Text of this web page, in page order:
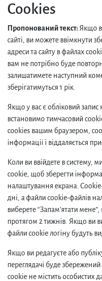
Cookies
Пропонований текст: Якщо
сайті, ви можете ввімкнути
адреси та сайту в файлах
вам не потрібно буде
залишатимете наступний
зберігатимуться 1 рік.
Якщо у вас є обліковий запис
встановимо тимчасовий
cookies вашим браузером,
інформації і віддаляється
Коли ви ввійдете в систему,
cookie, щоб зберегти
налаштування екрана.
дні, а файли cookie-файлів
виберете “Запам’ятати
протягом 2 тижнів. Якщо ви
файли cookie логіну будуть
Якщо ви редагуєте або
переглядачі буде
cookie не містить особистих